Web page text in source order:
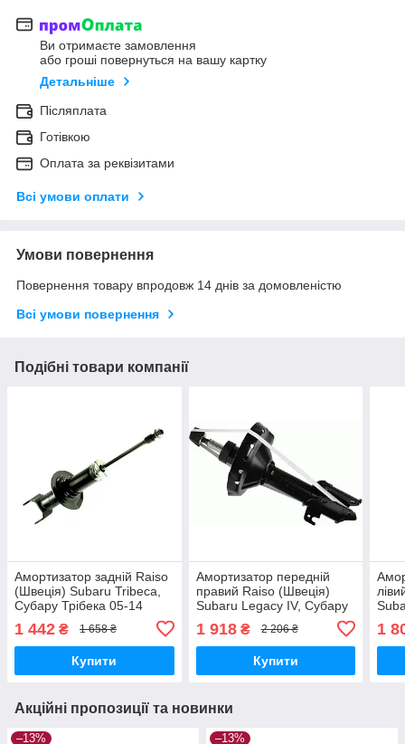
Ви отримаєте замовлення
або гроші повернуться на вашу картку
Детальніше
Післяплата
Готівкою
Оплата за реквізитами
Всі умови оплати
Умови повернення
Повернення товару впродовж 14 днів за домовленістю
Всі умови повернення
Подібні товари компанії
Амортизатор задній Raiso
(Швеція) Subaru Tribeca,
Субару Трібека 05-14
#RS341403 UAKXXDD17
1 442 ₴ 1 658 ₴
Купити
Амортизатор передній
правий Raiso (Швеція)
Subaru Legacy IV, Субару
Легасі 4 03-09 #RS317148
UACUHRH17
1 918₴ 2 206 ₴
Купити
1
Акційні пропозиції та новинки
–13% –13%